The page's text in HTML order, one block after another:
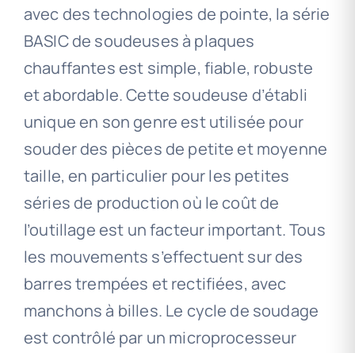
avec des technologies de pointe, la série
BASIC de soudeuses à plaques
chauffantes est simple, fiable, robuste
et abordable. Cette soudeuse d’établi
unique en son genre est utilisée pour
souder des pièces de petite et moyenne
taille, en particulier pour les petites
séries de production où le coût de
l’outillage est un facteur important. Tous
les mouvements s’effectuent sur des
barres trempées et rectifiées, avec
manchons à billes. Le cycle de soudage
est contrôlé par un microprocesseur